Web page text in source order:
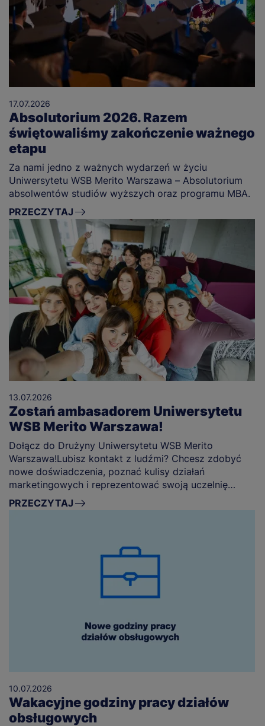
17.07.2026
Absolutorium 2026. Razem
świętowaliśmy zakończenie ważnego
etapu
Za nami jedno z ważnych wydarzeń w życiu
Uniwersytetu WSB Merito Warszawa – Absolutorium
absolwentów studiów wyższych oraz programu MBA.
PRZECZYTAJ
13.07.2026
Zostań ambasadorem Uniwersytetu
WSB Merito Warszawa!
Dołącz do Drużyny Uniwersytetu WSB Merito
Warszawa!Lubisz kontakt z ludźmi? Chcesz zdobyć
nowe doświadczenia, poznać kulisy działań
marketingowych i reprezentować swoją uczelnię
podczas ciekawych wydarzeń?
PRZECZYTAJ
10.07.2026
Wakacyjne godziny pracy działów
obsługowych